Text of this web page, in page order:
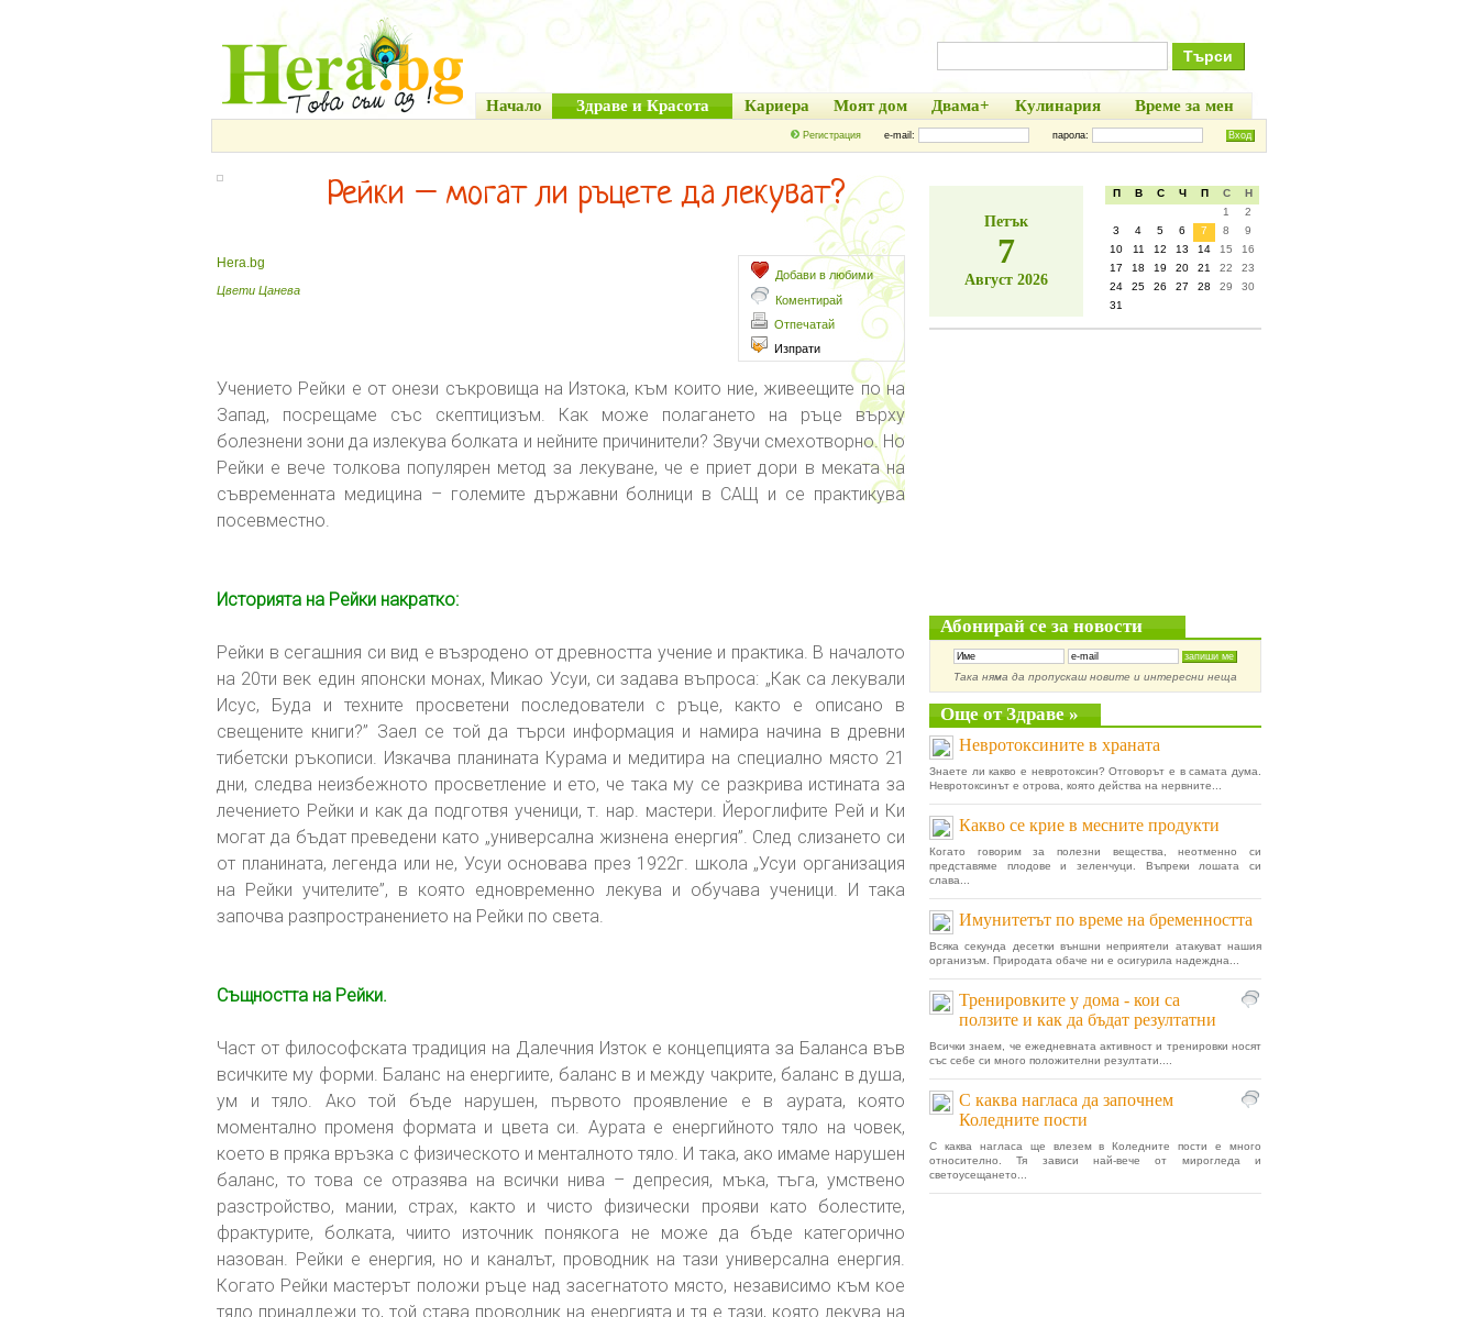
Начало Здраве и Красота Кариера Моят дом Двама+ Кулинария Време за мен
Регистрация e-mail: парола:
Рейки – могат ли ръцете да лекуват?
Добави в любими
Коментирай
Отпечатай
Изпрати
Hera.bg
Цвети Цанева
Учението Рейки е от онези съкровища на Изтока, към които ние, живеещите по на
Запад, посрещаме със скептицизъм. Как може полагането на ръце върху
болезнени зони да излекува болката и нейните причинители? Звучи смехотворно. Но
Рейки е вече толкова популярен метод за лекуване, че е приет дори в меката на
съвременната медицина – големите държавни болници в САЩ и се практикува
посевместно.
Историята на Рейки накратко:
Рейки в сегашния си вид е възродено от древността учение и практика. В началото
на 20ти век един японски монах, Микао Усуи, си задава въпроса: „Как са лекували
Исус, Буда и техните просветени последователи с ръце, както е описано в
свещените книги?” Заел се той да търси информация и намира начина в древни
тибетски ръкописи. Изкачва планината Курама и медитира на специално място 21
дни, следва неизбежното просветление и ето, че така му се разкрива истината за
лечението Рейки и как да подготвя ученици, т. нар. мастери. Йероглифите Рей и Ки
могат да бъдат преведени като „универсална жизнена енергия”. След слизането си
от планината, легенда или не, Усуи основава през 1922г. школа „Усуи организация
на Рейки учителите”, в която едновременно лекува и обучава ученици. И така
започва разпространението на Рейки по света.
Същността на Рейки.
Част от философската традиция на Далечния Изток е концепцията за Баланса във
всичките му форми. Баланс на енергиите, баланс в и между чакрите, баланс в душа,
ум и тяло. Ако той бъде нарушен, първото проявление е в аурата, която
моментално променя формата и цвета си. Аурата е енергийното тяло на човек,
което в пряка връзка с физическото и менталното тяло. И така, ако имаме нарушен
баланс, то това се отразява на всички нива – депресия, мъка, тъга, умствено
разстройство, мании, страх, както и чисто физически прояви като болестите,
фрактурите, болката, чиито източник понякога не може да бъде категорично
назован. Рейки е енергия, но и каналът, проводник на тази универсална енергия.
Когато Рейки мастерът положи ръце над засегнатото място, независимо към кое
тяло принадлежи то, той става проводник на енергията и тя е тази, която лекува на
Петък
7
Август 2026
П В С Ч П С
Н
1
2
3
4 5 6 7 8
9
10
11 12 13 14 15
16
17
18 19 20 21 22
23
24
25 26 27 28 29
30
31
Абонирай се за новости
Така няма да пропускаш новите и интересни неща
Още от Здраве »
Невротоксините в храната
Знаете ли какво е невротоксин? Отговорът е в самата дума.
Невротоксинът е отрова, която действа на нервните...
Какво се крие в месните продукти
Когато говорим за полезни вещества, неотменно си
представяме плодове и зеленчуци. Въпреки лошата си
слава...
Имунитетът по време на бременността
Всяка секунда десетки външни неприятели атакуват нашия
организъм. Природата обаче ни е осигурила надеждна...
Тренировките у дома - кои са
ползите и как да бъдат резултатни
Всички знаем, че ежедневната активност и тренировки носят
със себе си много положителни резултати....
С каква нагласа да започнем
Коледните пости
С каква нагласа ще влезем в Коледните пости е много
относително. Тя зависи най-вече от мирогледа и
светоусещането...